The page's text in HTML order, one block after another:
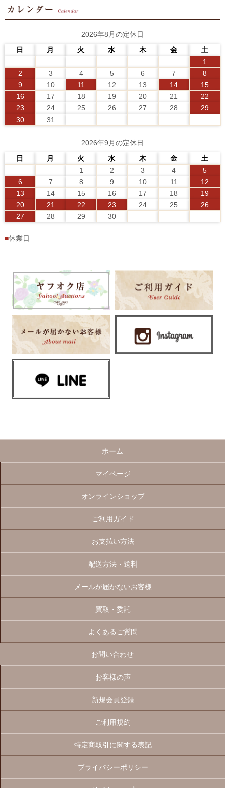
2026年8月の定休日
日
月 火 水 木 金
土
1
2
3 4 5 6 7
8
9
10 11 12 13 14
15
16
17 18 19 20 21
22
23
24 25 26 27 28
29
30
31
2026年9月の定休日
日
月 火 水 木 金
土
1
2 3 4
5
6
7 8 9 10 11
12
13
14 15 16 17 18
19
20
21 22 23 24 25
26
27
28 29 30
■休業日
ホーム
マイページ
オンラインショップ
ご利用ガイド
お支払い方法
配送方法・送料
メールが届かないお客様
買取・委託
よくあるご質問
お問い合わせ
お客様の声
新規会員登録
ご利用規約
特定商取引に関する表記
プライバシーポリシー